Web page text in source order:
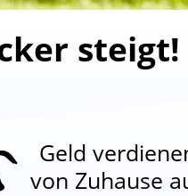
steigt!
Geld
von Zuhause